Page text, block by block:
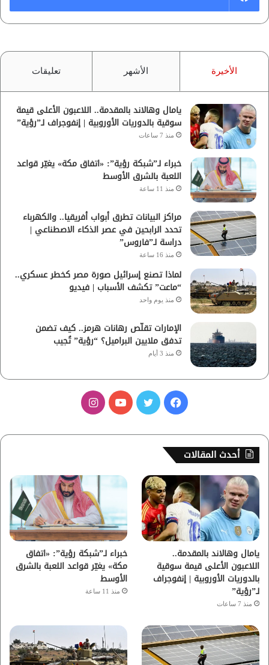
الأخيرة الأشهر تعليقات
يامال وهالاند بالمقدمة.. اللاعبون الأعلى قيمة
سوقية بالدوريات الأوروبية | إنفوجراف لـ”رؤية”
منذ 7 ساعات
خبراء لـ”شبكة رؤية”: «اتفاق مكة» يغيّر قواعد
اللعبة بالشرق الأوسط
منذ 11 ساعة
مراكز البيانات تطرق أبواب أفريقيا.. والكهرباء
تحدد الرابحين في عصر الذكاء الاصطناعي |
دراسة لـ”فاروس”
منذ 16 ساعة
لماذا تصنع إسرائيل صورة مصر كخطر عسكري..
“ماعت” تكشف الأسباب | فيديو
منذ يوم واحد
الإمارات تقلّص رهانات هرمز.. كيف تضمن
تدفق ملايين البراميل؟ “رؤية” تُجيب
منذ 3 أيام
س
ب
و
ك
ي
ب
ت
ق
ر
ا
م
أحدث المقالات
يامال وهالاند بالمقدمة..
اللاعبون الأعلى قيمة سوقية
بالدوريات الأوروبية | إنفوجراف
لـ”رؤية”
منذ 7 ساعات
خبراء لـ”شبكة رؤية”: «اتفاق
مكة» يغيّر قواعد اللعبة بالشرق
الأوسط
منذ 11 ساعة